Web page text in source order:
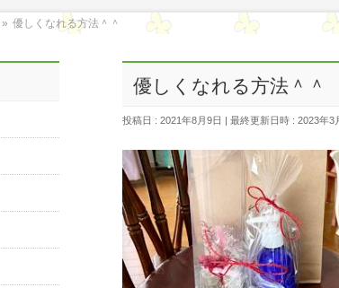
» 優しくなれる方法＾＾
優しくなれる方法＾＾
投稿日 : 2021年8月9日 最終更新日時 : 2023年3